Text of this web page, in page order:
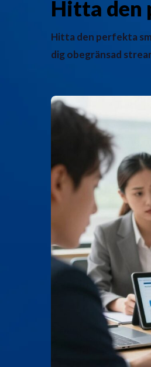
Hitta den
Hitta den perfekta
dig obegränsad